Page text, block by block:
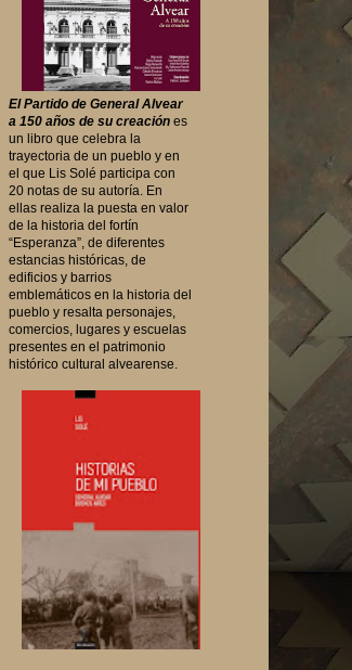
El Partido de General Alvear
a 150 años de su creación es
un libro que celebra la
trayectoria de un pueblo y en
el que Lis Solé participa con
20 notas de su autoría. En
ellas realiza la puesta en valor
de la historia del fortín
“Esperanza”, de diferentes
estancias históricas, de
edificios y barrios
emblemáticos en la historia del
pueblo y resalta personajes,
comercios, lugares y escuelas
presentes en el patrimonio
histórico cultural alvearense.